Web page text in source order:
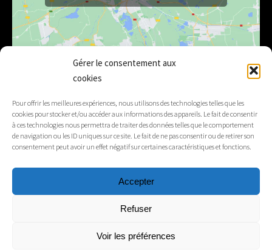
Gérer le consentement aux
cookies
Pour offrir les meilleures expériences, nous utilisons des technologies telles que les
cookies pour stocker et/ou accéder aux informations des appareils. Le fait de consentir
à ces technologies nous permettra de traiter des données telles que le comportement
de navigation ou les ID uniques sur ce site. Le fait de ne pas consentir ou de retirer son
consentement peut avoir un effet négatif sur certaines caractéristiques et fonctions.
Accepter
Refuser
Voir les préférences
Tél. 04 50 20 91 15
Mentions légales